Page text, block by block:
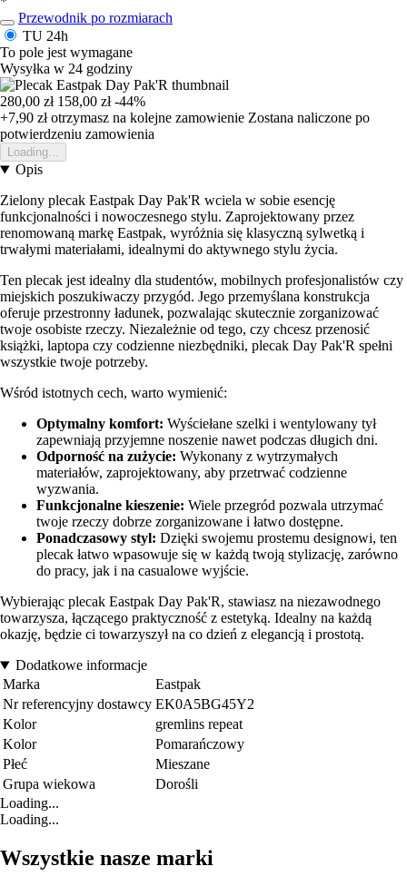
Przewodnik po rozmiarach
TU 24h
To pole jest wymagane
Wysyłka w 24 godziny
280,00 zł 158,00 zł -44%
+7,90 złotrzymasz na kolejne zamowienie Zostana naliczone po
potwierdzeniu zamowienia
Loading...
Opis
Zielony plecak Eastpak Day Pak'R wciela w sobie esencję
funkcjonalności i nowoczesnego stylu. Zaprojektowany przez
renomowaną markę Eastpak, wyróżnia się klasyczną sylwetką i
trwałymi materiałami, idealnymi do aktywnego stylu życia.
Ten plecak jest idealny dla studentów, mobilnych profesjonalistów czy
miejskich poszukiwaczy przygód. Jego przemyślana konstrukcja
oferuje przestronny ładunek, pozwalając skutecznie zorganizować
twoje osobiste rzeczy. Niezależnie od tego, czy chcesz przenosić
książki, laptopa czy codzienne niezbędniki, plecak Day Pak'R spełni
wszystkie twoje potrzeby.
Wśród istotnych cech, warto wymienić:
Optymalny komfort: Wyściełane szelki i wentylowany tył
zapewniają przyjemne noszenie nawet podczas długich dni.
Odporność na zużycie: Wykonany z wytrzymałych
materiałów, zaprojektowany, aby przetrwać codzienne
wyzwania.
Funkcjonalne kieszenie: Wiele przegród pozwala utrzymać
twoje rzeczy dobrze zorganizowane i łatwo dostępne.
Ponadczasowy styl: Dzięki swojemu prostemu designowi, ten
plecak łatwo wpasowuje się w każdą twoją stylizację, zarówno
do pracy, jak i na casualowe wyjście.
Wybierając plecak Eastpak Day Pak'R, stawiasz na niezawodnego
towarzysza, łączącego praktyczność z estetyką. Idealny na każdą
okazję, będzie ci towarzyszył na co dzień z elegancją i prostotą.
Dodatkowe informacje
Marka
Eastpak
Nr referencyjny dostawcy EK0A5BG45Y2
Kolor
gremlins repeat
Kolor
Pomarańczowy
Płeć
Mieszane
Grupa wiekowa
Dorośli
Loading...
Loading...
Wszystkie nasze marki